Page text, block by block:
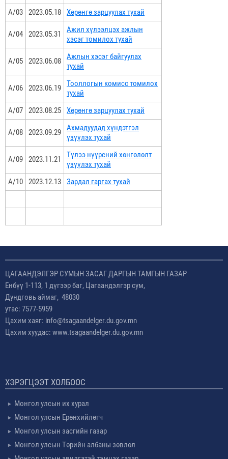
А/03
2023.05.18 Хөрөнгө зарцуулах тухай
А/04 2023.05.31
Ажил хүлээлцэх ажлын
хэсэг томилох тухай
А/05 2023.06.08
Ажлын хэсэг байгуулах
тухай
А/06 2023.06.19
Тооллогын комисс томилох
тухай
А/07
2023.08.25 Хөрөнгө зарцуулах тухай
А/08 2023.09.29
Ахмадуудад хүндэтгэл
үзүүлэх тухай
А/09 2023.11.21
Түлээ нүүрсний хөнгөлөлт
үзүүлэх тухай
А/10
2023.12.13 Зардал гаргах тухай
ЦАГААНДЭЛГЭР СУМЫН ЗАСАГ ДАРГЫН ТАМГЫН ГАЗАР
Енбүү 1-113, 1 дүгээр баг, Цагаандэлгэр сум,
Дундговь аймаг, 48030
утас: 7577-5959
Цахим хаяг: info@tsagaandelger.du.gov.mn
Цахим хуудас: www.tsagaandelger.du.gov.mn
ХЭРЭГЦЭЭТ ХОЛБООС
Монгол улсын их хурал
Монгол улсын Ерөнхийлөгч
Монгол улсын засгийн газар
Монгол улсын Төрийн албаны зөвлөл